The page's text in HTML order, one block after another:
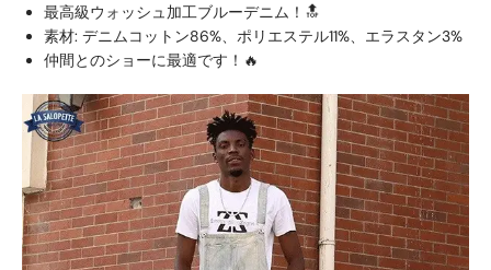
最高級ウォッシュ加工ブルーデニム！🔝
素材: デニムコットン86%、ポリエステル11%、エラスタン3%
仲間とのショーに最適です！🔥